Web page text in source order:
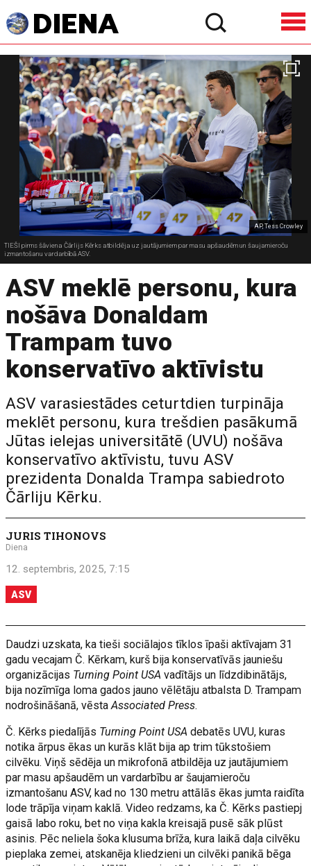
AP, Tess Crowley
TIEŠI pirms šāviena Čārlijs Kērks atbildēja uz jautājumiem par masu apšaudēm un šaujamieroču
izmantošanu vardarbībā ASV.
ASV meklē personu, kura
nošāva Donaldam
Trampam tuvo
konservatīvo aktīvistu
ASV varasiestādes ceturtdien turpināja
meklēt personu, kura trešdien pasākumā
Jūtas ielejas universitātē (UVU) nošāva
konservatīvo aktīvistu, tuvu ASV
prezidenta Donalda Trampa sabiedroto
Čārliju Kērku.
JURIS TIHONOVS
Diena
12. septembris, 2025, 7:15
ASV
Daudzi uzskata, ka tieši sociālajos tīklos īpaši aktīvajam 31
gadu vecajam Č. Kērkam, kurš bija konservatīvās jauniešu
organizācijas Turning Point USA vadītājs un līdzdibinātājs,
bija nozīmīga loma gados jauno vēlētāju atbalsta D. Trampam
nodrošināšanā, vēstaAssociated Press.
Č. Kērks piedalījās Turning Point USA debatēs UVU, kuras
notika ārpus ēkas un kurās klāt bija ap trim tūkstošiem
cilvēku. Viņš sēdēja un mikrofonā atbildēja uz jautājumiem
par masu apšaudēm un vardarbību ar šaujamieroču
izmantošanu ASV, kad no 130 metru attālās ēkas jumta raidīta
lode trāpīja viņam kaklā. Video redzams, ka Č. Kērks pastiepj
gaisā labo roku, bet no viņa kakla kreisajā pusē sāk plūst
asinis. Pēc neliela šoka klusuma brīža, kura laikā daļa cilvēku
pieplaka zemei, atskanēja kliedzieni un cilvēki panikā bēga